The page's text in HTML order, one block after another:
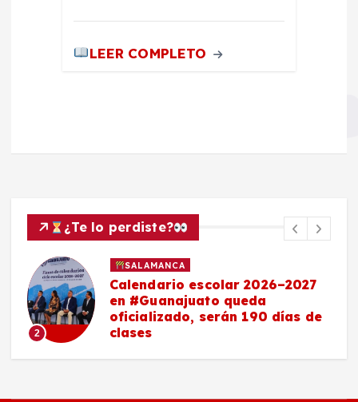
LEER COMPLETO
¿Te lo perdiste?
SALAMANCA
Maestro salmantino, delegado
de la SEP en Guanajuato,
anuncia nuevos bachilleratos,
becas y pase directo a